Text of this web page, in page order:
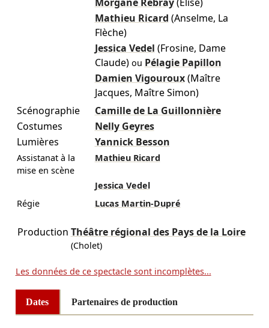
Mathieu Ricard (Anselme, La
Flèche)
Jessica Vedel (Frosine, Dame
Claude) ou Pélagie Papillon
Damien Vigouroux (Maître
Jacques, Maître Simon)
Scénographie
Camille de La Guillonnière
Costumes
Nelly Geyres
Lumières
Yannick Besson
Assistanat à la
mise en scène
Mathieu Ricard
Jessica Vedel
Régie
Lucas Martin-Dupré
Production Théâtre régional des Pays de la Loire
(Cholet)
Les données de ce spectacle sont incomplètes...
Dates Partenaires de production